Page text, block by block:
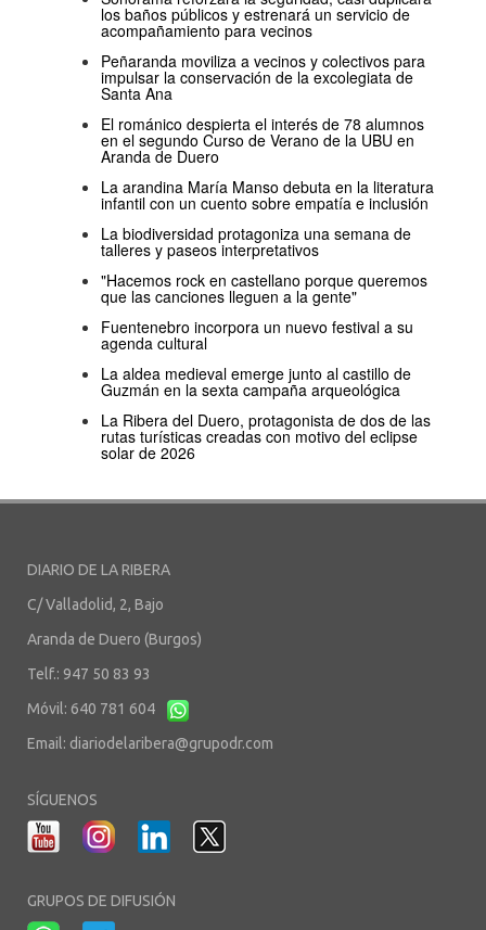
los baños públicos y estrenará un servicio de
acompañamiento para vecinos
Peñaranda moviliza a vecinos y colectivos para
impulsar la conservación de la excolegiata de
Santa Ana
El románico despierta el interés de 78 alumnos
en el segundo Curso de Verano de la UBU en
Aranda de Duero
La arandina María Manso debuta en la literatura
infantil con un cuento sobre empatía e inclusión
La biodiversidad protagoniza una semana de
talleres y paseos interpretativos
"Hacemos rock en castellano porque queremos
que las canciones lleguen a la gente"
Fuentenebro incorpora un nuevo festival a su
agenda cultural
La aldea medieval emerge junto al castillo de
Guzmán en la sexta campaña arqueológica
La Ribera del Duero, protagonista de dos de las
rutas turísticas creadas con motivo del eclipse
solar de 2026
DIARIO DE LA RIBERA
C/ Valladolid, 2, Bajo
Aranda de Duero (Burgos)
Telf.: 947 50 83 93
Móvil: 640 781 604
Email: diariodelaribera@grupodr.com
SÍGUENOS
GRUPOS DE DIFUSIÓN